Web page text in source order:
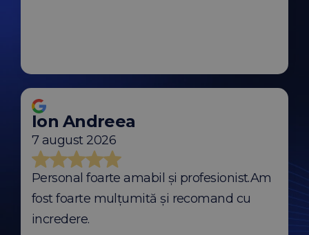
Ion Andreea
7 august 2026
Personal foarte amabil și profesionist.Am
fost foarte mulțumită și recomand cu
incredere.